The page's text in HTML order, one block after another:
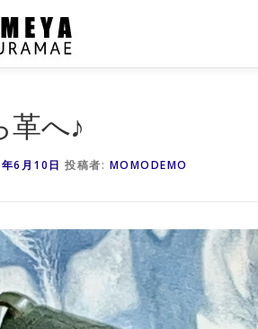
革へ♪
6月10日 投稿者: MOMODEMO